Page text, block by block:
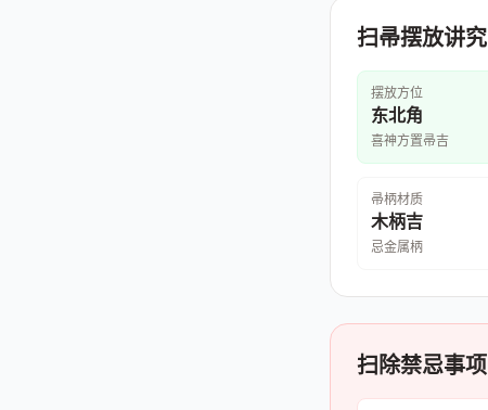
扫帚摆放讲究
摆放方位
东北角
喜神方置帚吉
帚柄材质
木柄吉
忌金属柄
扫除禁忌事项